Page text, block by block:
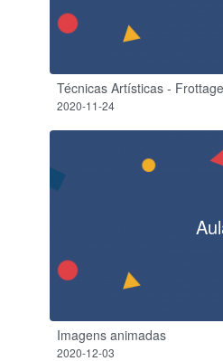
Técnicas Artísticas - Frottage
2020-11-24
Imagens animadas
2020-12-03